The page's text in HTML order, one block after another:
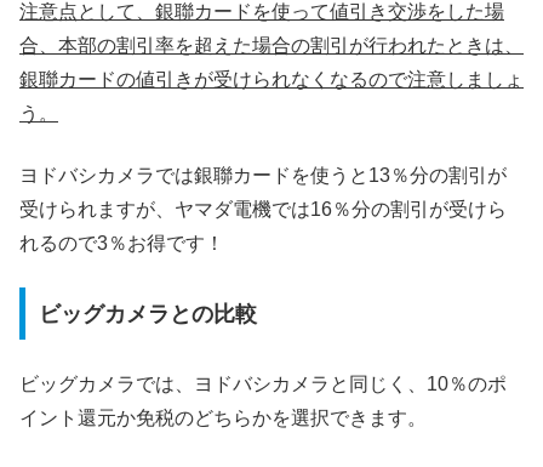
注意点として、銀聯カードを使って値引き交渉をした場
合、本部の割引率を超えた場合の割引が行われたときは、
銀聯カードの値引きが受けられなくなるので注意しましょ
う。
ヨドバシカメラでは銀聯カードを使うと13％分の割引が
受けられますが、ヤマダ電機では16％分の割引が受けら
れるので3％お得です！
ビッグカメラとの比較
ビッグカメラでは、ヨドバシカメラと同じく、10％のポ
イント還元か免税のどちらかを選択できます。